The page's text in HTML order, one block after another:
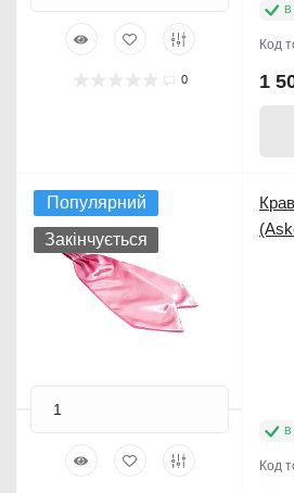
0
В
Код
1
Популярний
Закінчується
В
Код